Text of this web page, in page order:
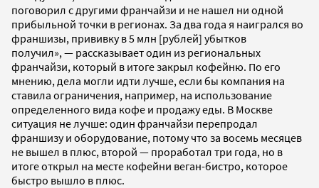
поговорил с другими франчайзи и не нашел ни одной
прибыльной точки в регионах. За два года я наигрался во
франшизы, прививку в 5 млн [рублей] убытков
получил», — рассказывает один из региональных
франчайзи, который в итоге закрыл кофейню. По его
мнению, дела могли идти лучше, если бы компания на
ставила ограничения, например, на использование
определенного вида кофе и продажу еды. В Москве
ситуация не лучше: один франчайзи перепродал
франшизу и оборудование, потому что за восемь месяцев
не вышел в плюс, второй — проработал три года, но в
итоге открыл на месте кофейни веган-бистро, которое
быстро вышло в плюс.